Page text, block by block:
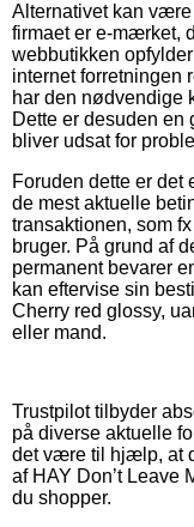
Alternativet kan
firmaet er e-mærket,
webbutikken
internet forretningen
har den nødvendige
Dette er desuden en
bliver udsat for
Foruden dette er det
de mest aktuelle
transaktionen, som
bruger. På grund af
permanent bevarer
kan eftervise sin
Cherry red glossy,
eller mand.
Trustpilot tilbyder
på diverse aktuelle
det være til hjælp, at
af HAY Don’t Leave
du shopper.